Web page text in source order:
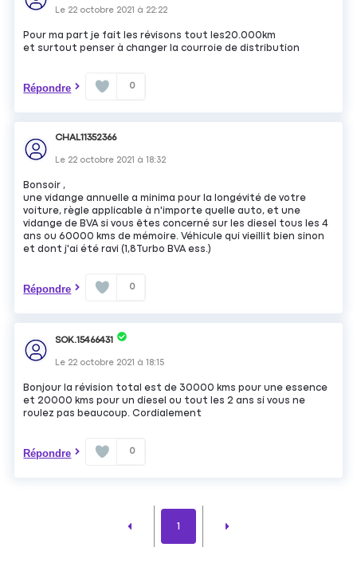
Le 22 octobre 2021 à 22:22
Pour ma part je fait les révisons tout les20.000km
et surtout penser à changer la courroie de distribution
Répondre 0
CHAL11352366
Le 22 octobre 2021 à18:32
Bonsoir ,
une vidange annuelle a minima pour la longévité de votre
voiture, règle applicable à n'importe quelle auto, et une
vidange de BVA si vous êtes concerné sur les diesel tous les 4
ans ou 60000 kms de mémoire. Véhicule qui vieillit bien sinon
et dont j'ai été ravi (1,8Turbo BVA ess.)
Répondre 0
SOK.15466431
Le 22 octobre 2021 à18:15
Bonjour la révision total est de 30000 kms pour une essence
et 20000 kms pour un diesel ou tout les 2 ans si vous ne
roulez pas beaucoup. Cordialement
Répondre 0
1